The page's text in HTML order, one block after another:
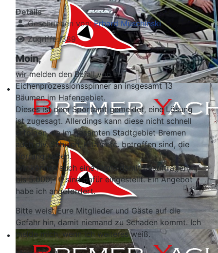
Details
Geschrieben von:Erhard Muschinski
Zugriffe: 389
Moin,
wir melden den Befall von
Eichenprozessionsspinner an insgesamt 13
Bäumen im Hafengebiet.
Dieses ist dem Sportamt gemeldet, eine Lösung
ist zugesagt. Allerdings kann diese nicht schnell
erfolgen, da im gesamten Stadtgebiet Bremen
auch div. Schulen, Kita’s etc. betroffen sind, die
Vorrang haben.
Wir können auch eine Firma damit beauftragen,
bis 5.000,- € sínd dafür eingestellt. Ein Angebot
habe ich angefordert.
Bitte weist Eure Mitglieder und Gäste auf die
Gefahr hin, damit niemand zu Schaden kommt. Ich
melde mich, wenn ich weiteres weiß.